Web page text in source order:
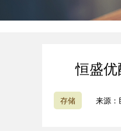
恒盛
存储 来源：